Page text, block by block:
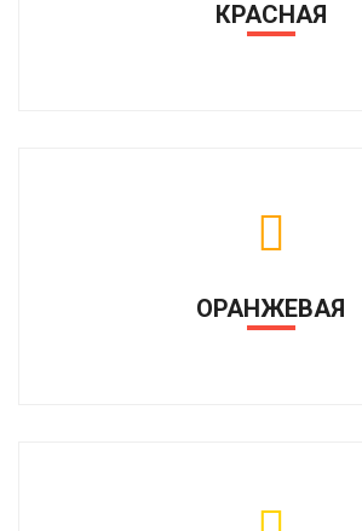
КРАСНАЯ
ОРАНЖЕВАЯ